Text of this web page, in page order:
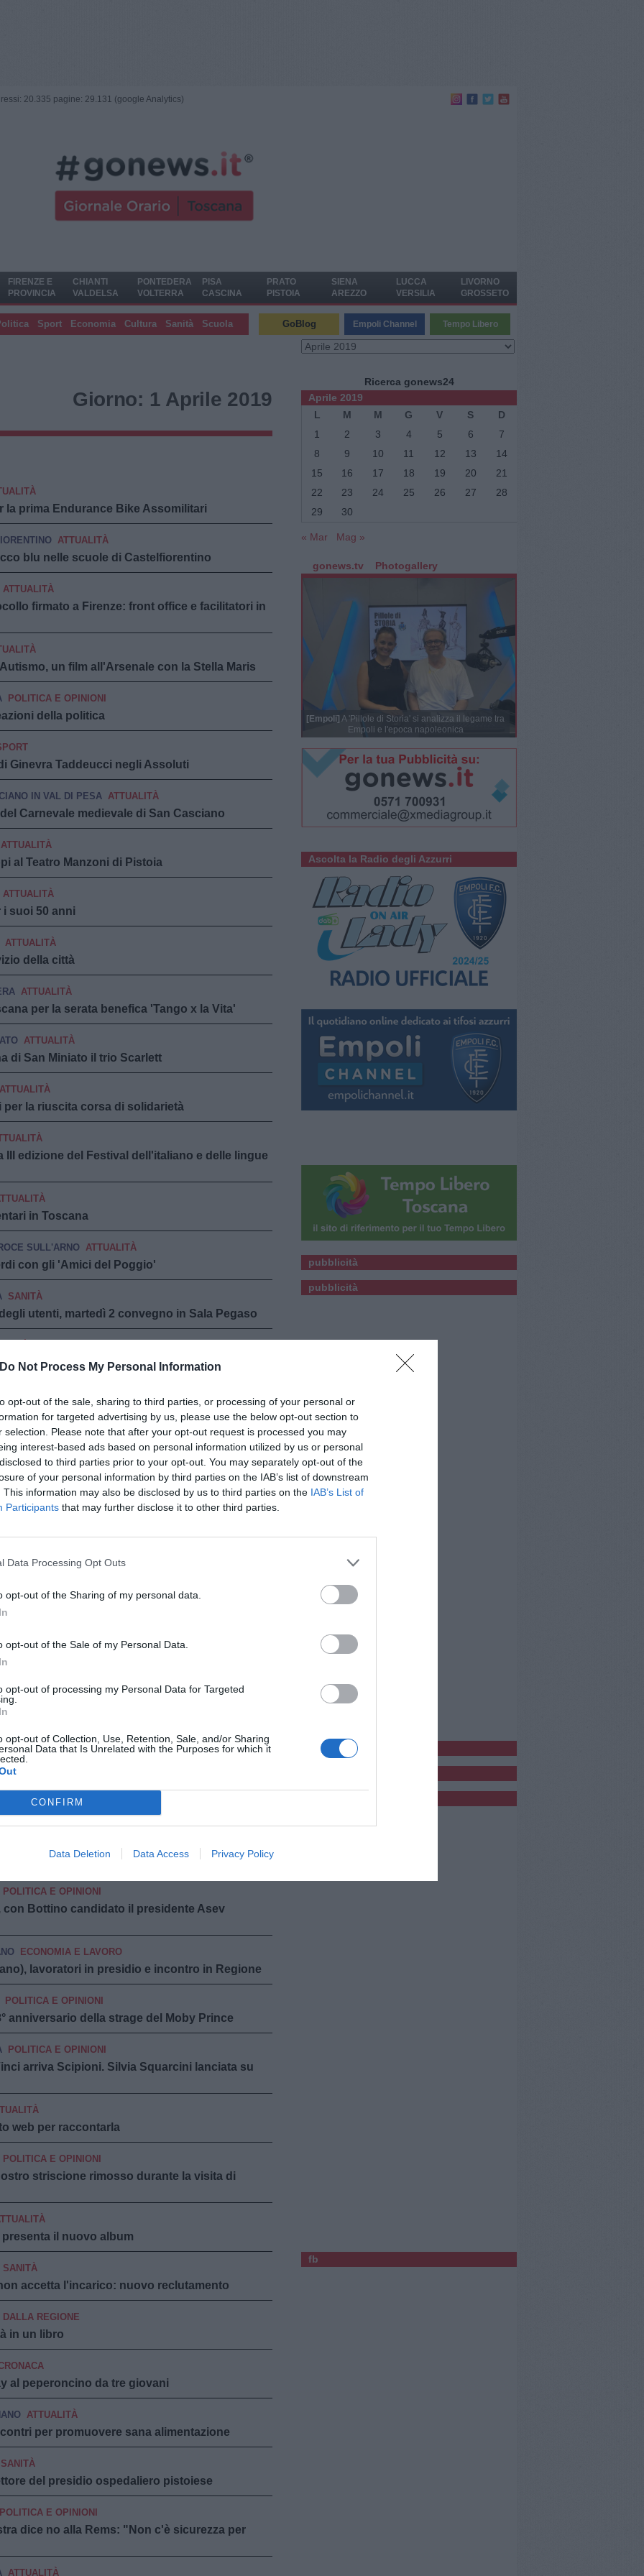
Do Not Process My Personal Information
opt-out of the sale, sharing to third parties, or processing of your personal or
for targeted advertising by us, please use the below opt-out section to
selection. Please note that after your opt-out request is processed you may
interest-based ads based on personal information utilized by us or personal
to third parties prior to your opt-out. You may separately opt-out of the
of your personal information by third parties on the IAB’s list of downstream
This information may also be disclosed by us to third parties on the IAB’s List of
Participants that may further disclose it to other third parties.
Data Processing Opt Outs
opt-out of the Sharing of my personal data.
opt-out of the Sale of my Personal Data.
opt-out of processing my Personal Data for Targeted
opt-out of Collection, Use, Retention, Sale, and/or Sharing
Data that Is Unrelated with the Purposes for which it
CONFIRM
Data Deletion Data Access Privacy Policy
20.335 pagine: 29.131 (google Analytics)
FIRENZE E
PROVINCIA
CHIANTI
VALDELSA
PONTEDERA
VOLTERRA
PISA
CASCINA
PRATO
PISTOIA
SIENA
AREZZO
LUCCA
VERSILIA
LIVORNO
GROSSETO
Sport Economia Cultura Sanità Scuola GoBlog Empoli Channel Tempo Libero
Giorno: 1 Aprile 2019
la prima Endurance Bike Assomilitari
ATTUALITÀ
blu nelle scuole di Castelfiorentino
ATTUALITÀ
firmato a Firenze: front office e facilitatori in
un film all'Arsenale con la Stella Maris
POLITICA E OPINIONI
della politica
Ginevra Taddeucci negli Assoluti
IN VAL DI PESA ATTUALITÀ
Carnevale medievale di San Casciano
ATTUALITÀ
al Teatro Manzoni di Pistoia
ATTUALITÀ
suoi 50 anni
ATTUALITÀ
della città
ATTUALITÀ
per la serata benefica 'Tango x la Vita'
ATTUALITÀ
di San Miniato il trio Scarlett
ATTUALITÀ
per la riuscita corsa di solidarietà
edizione del Festival dell'italiano e delle lingue
in Toscana
SULL'ARNO ATTUALITÀ
con gli 'Amici del Poggio'
SANITÀ
utenti, martedì 2 convegno in Sala Pegaso
Stefano di Prato, operazione riuscita
dal 2014 più di 100mila km e 5.000 servizi in
Pisa, sequestri di merce dalla municipale
LIMITE ATTUALITÀ
la cittadinanza alla scuola di Capraia
POLITICA E OPINIONI
fiorentino, la replica del Consorzio Leonardo
l'assessore Perra e il consigliere Rossi (Art.1-
SPORT
conclusa con una sconfitta
ATTUALITÀ
e Montemurlo
offerta presentata dalle società ammesse al
rimossi e 19 potati
POLITICA E OPINIONI
Bottino candidato il presidente Asev
ECONOMIA E LAVORO
lavoratori in presidio e incontro in Regione
POLITICA E OPINIONI
anniversario della strage del Moby Prince
POLITICA E OPINIONI
arriva Scipioni. Silvia Squarcini lanciata su
web per raccontarla
POLITICA E OPINIONI
striscione rimosso durante la visita di
il nuovo album
SANITÀ
accetta l'incarico: nuovo reclutamento
DALLA REGIONE
in un libro
al peperoncino da tre giovani
ATTUALITÀ
per promuovere sana alimentazione
SANITÀ
del presidio ospedaliero pistoiese
POLITICA E OPINIONI
dice no alla Rems: "Non c'è sicurezza per
ATTUALITÀ
Navigazione
Archivi
Ricerca gonews24
Aprile 2019
L
M M G V S
D
1
2 3 4 5 6
7
8
9 10 11 12 13
14
15
16 17 18 19 20
21
22
23 24 25 26 27
28
29
30
« Mar Mag »
gonews.tv Photogallery
[Empoli] A 'Pillole di Storia' si analizza il legame tra
Empoli e l'epoca napoleonica
Ascolta la Radio degli Azzurri
pubblicità
pubblicità
pubblicitàCl
fb